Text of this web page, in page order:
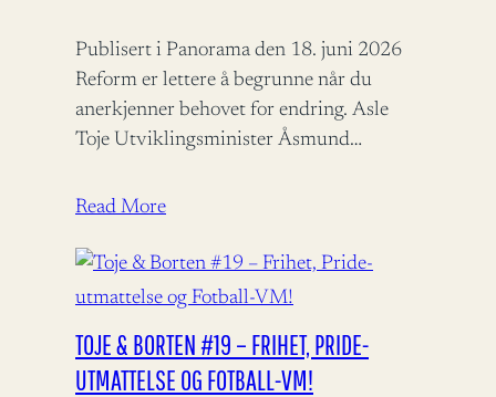
Publisert i Panorama den 18. juni 2026
Reform er lettere å begrunne når du
anerkjenner behovet for endring. Asle
Toje Utviklingsminister Åsmund
bistandsdebatten.…
Read More
TOJE & BORTEN #19 – FRIHET, PRIDE-
UTMATTELSE OG FOTBALL-VM!